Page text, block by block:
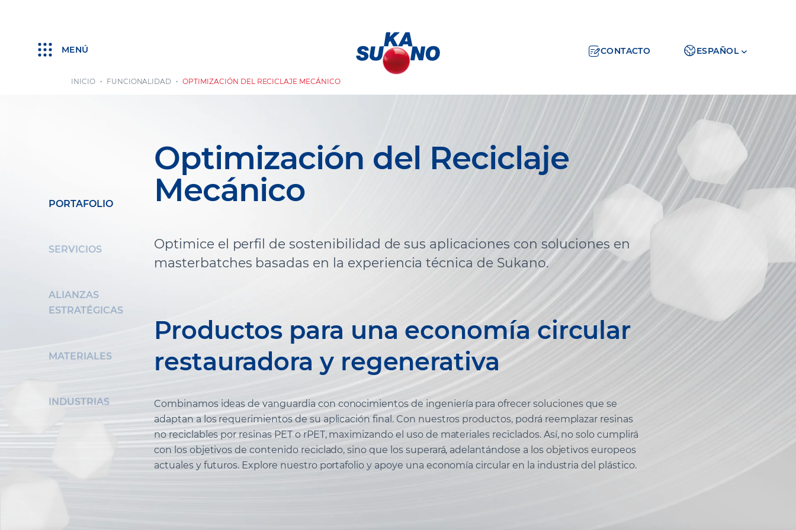
MENÚ CONTACTO ESPAÑOL
PORTAFOLIO
SERVICIOS
ALIANZAS
ESTRATÉGICAS
MATERIALES
INDUSTRIAS
INICIO FUNCIONALIDAD OPTIMIZACIÓN DEL RECICLAJE MECÁNICO
Optimización del Reciclaje
Mecánico
Optimice el perfil de sostenibilidad de sus aplicaciones con soluciones en
masterbatches basadas en la experiencia técnica de Sukano.
Productos para una economía circular
restauradora y regenerativa
Combinamos ideas de vanguardia con conocimientos de ingeniería para ofrecer soluciones que se
adaptan a los requerimientos de su aplicación final. Con nuestros productos, podrá reemplazar resinas
no reciclables por resinas PET o rPET, maximizando el uso de materiales reciclados. Así, no solo cumplirá
con los objetivos de contenido reciclado, sino que los superará, adelantándose a los objetivos europeos
actuales y futuros. Explore nuestro portafolio y apoye una economía circular en la industria del plástico.